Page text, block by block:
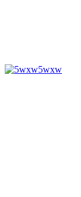
5wxw